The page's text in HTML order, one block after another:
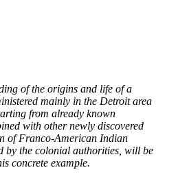
of the origins and life of a
mainly in the Detroit area
from already known
with other newly discovered
of Franco-American Indian
by the colonial authorities, will be
concrete example.